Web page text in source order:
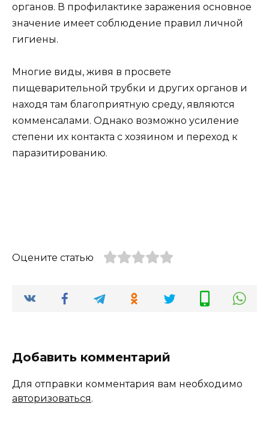
органов. В профилактике заражения основное
значение имеет соблюдение правил личной
гигиены.
Многие виды, живя в просвете
пищеварительной трубки и других органов и
находя там благоприятную среду, являются
комменсалами. Однако возможно усиление
степени их контакта с хозяином и переход к
паразитированию.
Оцените статью
Добавить комментарий
Для отправки комментария вам необходимо
авторизоваться.